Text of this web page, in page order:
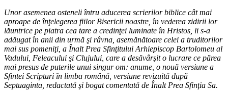
Unor asemenea osteneli întru aducerea scrierilor biblice cât mai
aproape de înţelegerea fiilor Bisericii noastre, în vederea zidirii lor
lăuntrice pe piatra cea tare a credinţei luminate în Hristos, li s-a
adăugat în anii din urmă şi râvna, asemănătoare celei a truditorilor
mai sus pomeniţi, a Înalt Prea Sfinţitului Arhiepiscop Bartolomeu al
Vadului, Feleacului şi Clujului, care a desăvârşit o lucrare ce părea
mai presus de puterile unui singur om: anume, o nouă versiune a
Sfintei Scripturi în limba română, versiune revizuită după
Septuaginta, redactată şi bogat comentată de Înalt Prea Sfinţia Sa.